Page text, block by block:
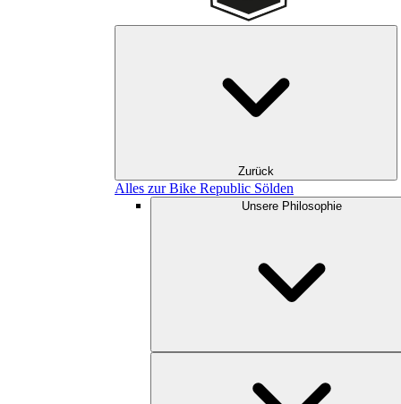
Zurück
Alles zur Bike Republic Sölden
Unsere Philosophie